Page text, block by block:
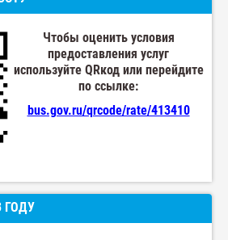
Чтобы оценить условия
предоставления услуг
используйте QRкод или перейдите
по ссылке:
bus.gov.ru/qrcode/rate/413410
ГОДУ